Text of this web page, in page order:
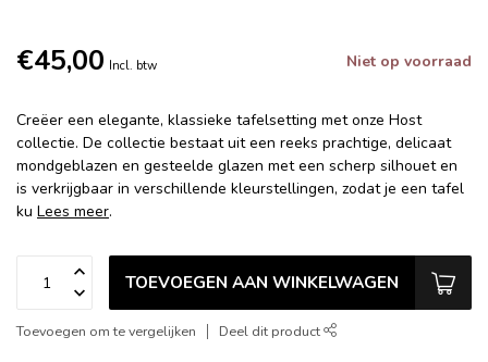
€45,00 Incl. btw Niet op voorraad
Creëer een elegante, klassieke tafelsetting met onze Host
collectie. De collectie bestaat uit een reeks prachtige, delicaat
mondgeblazen en gesteelde glazen met een scherp silhouet en
is verkrijgbaar in verschillende kleurstellingen, zodat je een tafel
ku Lees meer.
TOEVOEGEN AAN WINKELWAGEN
Toevoegen om te vergelijken Deel dit product